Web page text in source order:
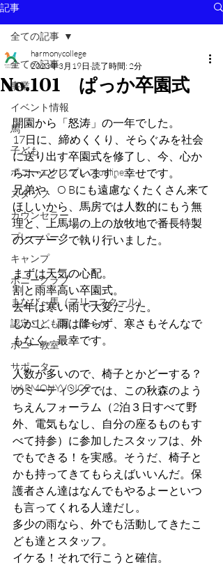
記事
全ての記事
事業
イベント情報
馬
子ども
ポニーエクスプレスonline
スタッフ
カウンセラー
プレーパーク
キャンプ
ポニークラブ
まなび～馬（フリースクール）
認定こども園 ぱっか
ポニー教室
サポーター
HARMONYVOICE
全ての記事
No.101 ぱっか卒園式
harmonycollege
2023年3月19日 読了時間: 2分
開園から「怒涛」の一年でした。
17日に、締めくくり、そらぐみを社会
に送り出す卒園式を修了し、今、心か
らホッとしています。幸せです。
兄弟や、O Bにも遠慮なくたくさん来て
ほしいから、馬房では人数的にもう無
理と、上馬場の上の放牧地で番長特製
のステージで執り行いました。
まずは天気の心配。
割と雨率高い卒園式。
去年は寒い雨で大変だった。
しかし、雨は降らず、寒さもそんなで
もなく。最幸です。
人数が多いので、椅子とかどーする？
のミーティングでは、この秋森のよう
ちえんフォーラム（2泊３日すべて野
外、電気もなし、自分の座るものもす
べて持参）に参加したスタッフは、外
でもできる！を実感。そうだ、椅子と
かも持ってきてもらえばいいんだ。保
護者さん達はなんでもやるよーといつ
も言ってくれる人達だし。
多少の雨なら、外でも活動してきたこ
ども達とスタッフ。
イケる！それで行こうと確信。